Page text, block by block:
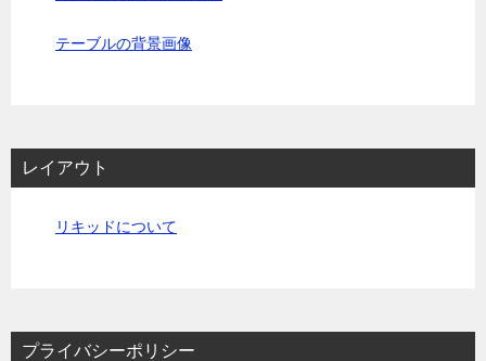
テーブルの背景画像
レイアウト
リキッドについて
プライバシーポリシー